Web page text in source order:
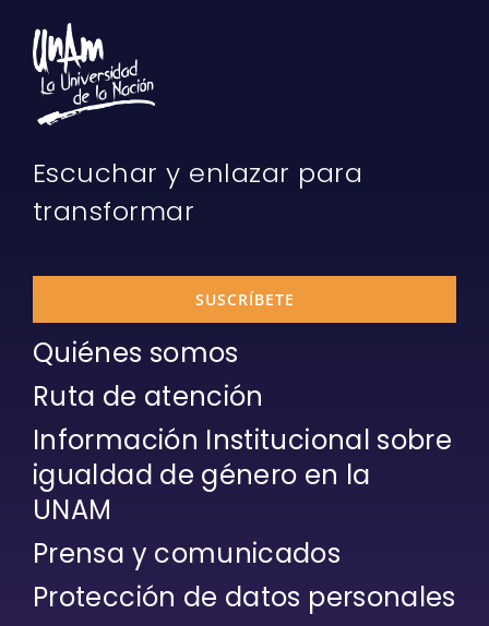
Escuchar y enlazar para
transformar
SUSCRÍBETE
Quiénes somos
Ruta de atención
Información Institucional sobre
igualdad de género en la
UNAM
Prensa y comunicados
Protección de datos personales